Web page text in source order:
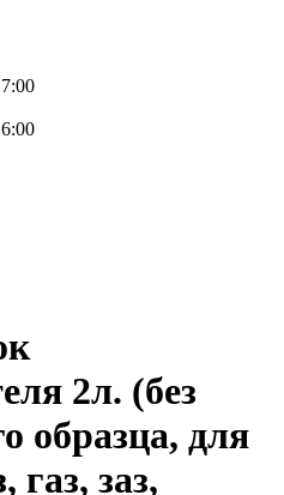
2л. (без
образца, для
газ, заз,